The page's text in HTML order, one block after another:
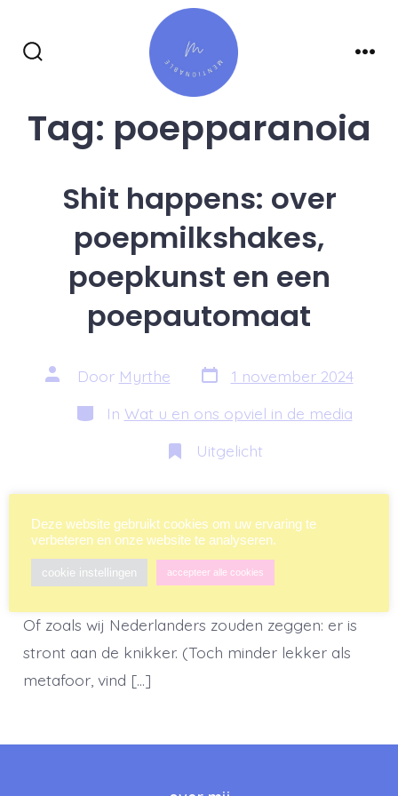
overslaan
Tag: poepparanoia
Shit happens: over
poepmilkshakes,
poepkunst en een
poepautomaat
Auteur
van
bericht
Door Myrthe Berichtdatum
1 november 2024
Categorieën
In Wat u en ons opviel in de media
Uitgelicht
Een van mijn favoriete Engelse uitdrukkingen is:
‘When the shit hits the fan’. Ik vind ‘m zo lekker
beeldend en je snapt meteen wat er bedoeld
Of zoals wij Nederlanders zouden zeggen: er is
stront aan de knikker. (Toch minder lekker als
metafoor, vind […]
Deze website gebruikt cookies om uw ervaring te
verbeteren en onze website te analyseren.
cookie instellingen accepteer alle cookies